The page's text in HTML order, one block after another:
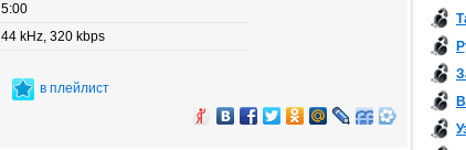
5:00
44 kHz, 320 kbps
в плейлист